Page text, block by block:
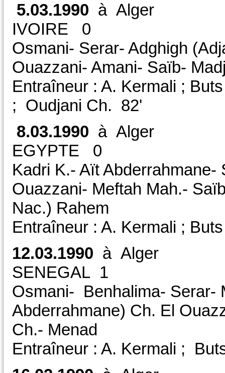
5.03.1990 à Alger
IVOIRE 0
Osmani- Serar- Adghigh
Ouazzani- Amani- Saïb-
Entraîneur : A. Kermali ;
; Oudjani Ch. 82'
8.03.1990 à Alger
EGYPTE 0
Kadri K.- Aït
Ouazzani- Meftah Mah.-
Nac.) Rahem
Entraîneur : A. Kermali ;
12.03.1990 à Alger
SENEGAL 1
Osmani- Benhalima- Serar-
Abderrahmane) Ch. El
Ch.- Menad
Entraîneur : A. Kermali ;